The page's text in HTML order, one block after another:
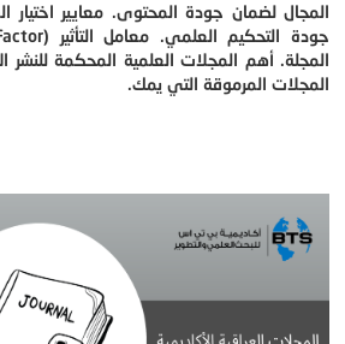
المجال لضمان جودة المحتوى. معايير اختيار
المجلة. أهم المجلات العلمية المحكمة
المجلات المرموقة التي يمك.